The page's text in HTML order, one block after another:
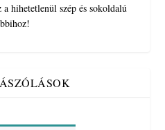
hihetetlenül szép és sokoldalú